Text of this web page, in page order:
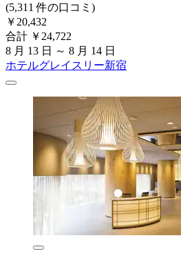
(5,311 件の口コミ)
￥20,432
合計 ￥24,722
8 月 13 日 ～ 8 月 14 日
ホテルグレイスリー新宿